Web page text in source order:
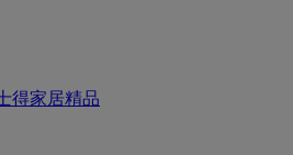
得家居精品